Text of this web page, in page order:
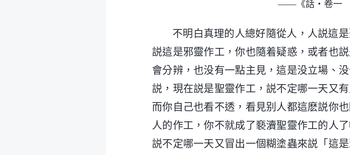
——《話・卷一
不明白真理的人總好隨從人，人説這
説這是邪靈作工，你也隨着疑惑，或者也
會分辨，也没有一點主見，這是没立場、
説，現在説是聖靈作工，説不定哪一天又
而你自己也看不透，看見别人都這麽説你
人的作工，你不就成了褻瀆聖靈作工的人
説不定哪一天又冒出一個糊塗蟲來説「這